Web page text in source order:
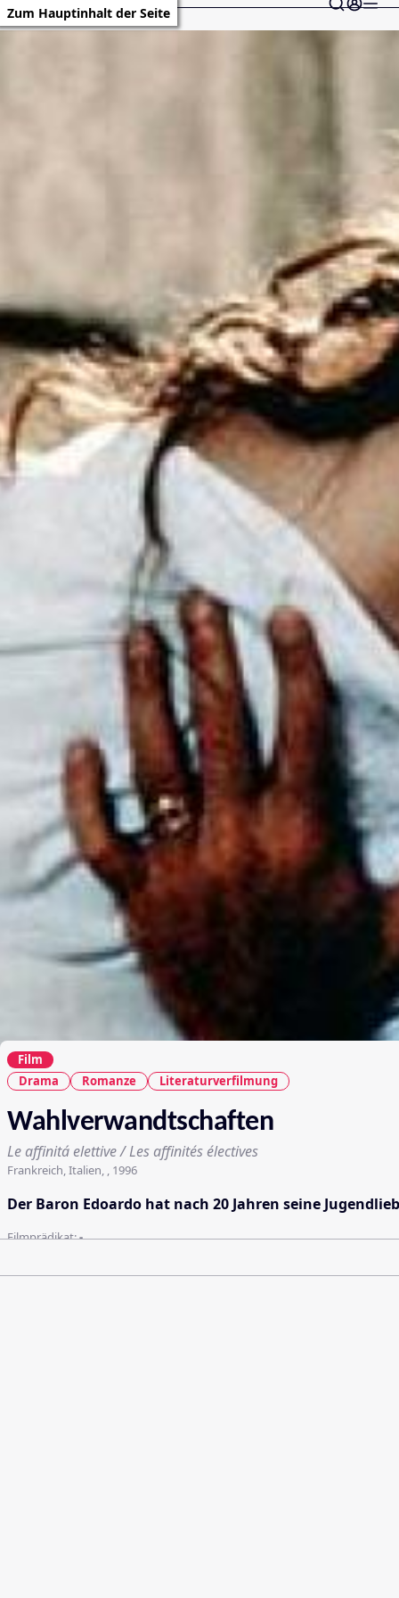
Zum Hauptinhalt der Seite
Film
Drama
Romanze Literaturverfilmung
Wahlverwandtschaften
Le affinitá elettive / Les affinités électives
Frankreich, Italien, , 1996
Der Baron Edoardo hat nach 20 Jahren seine
Filmprädikat:-